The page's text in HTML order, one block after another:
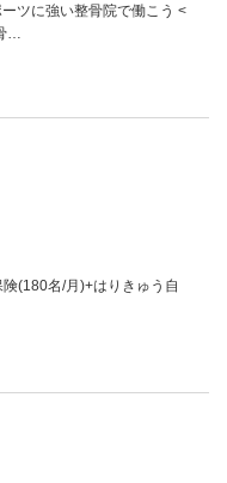
ツに強い整骨院で働こう <
…
(180名/月)+はりきゅう自